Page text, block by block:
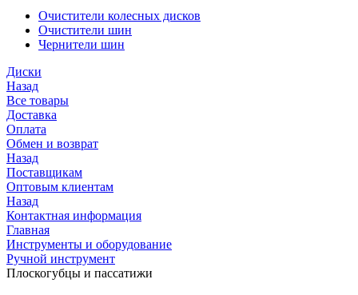
Очистители колесных дисков
Очистители шин
Чернители шин
Диски
Назад
Все товары
Доставка
Оплата
Обмен и возврат
Назад
Поставщикам
Оптовым клиентам
Назад
Контактная информация
Главная
Инструменты и оборудование
Ручной инструмент
Плоскогубцы и пассатижи